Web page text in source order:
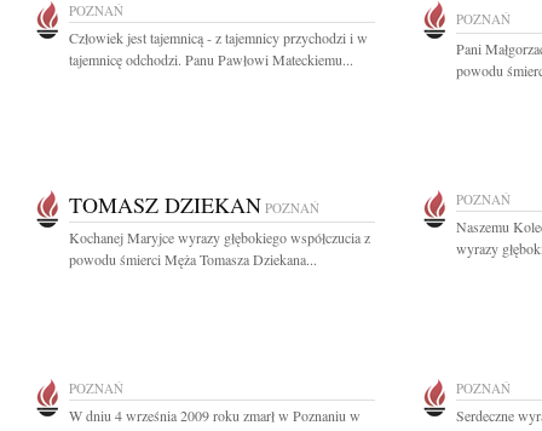
POZNAŃ
Człowiek jest tajemnicą - z tajemnicy przychodzi i w
tajemnicę odchodzi. Panu Pawłowi Mateckiemu...
POZNAŃ
Pani
powodu
TOMASZ DZIEKAN POZNAŃ
Kochanej Maryjce wyrazy głębokiego współczucia z
powodu śmierci Męża Tomasza Dziekana...
POZNAŃ
Naszemu
wyrazy
POZNAŃ
W dniu 4 września 2009 roku zmarł w Poznaniu w
POZNAŃ
Serdeczne